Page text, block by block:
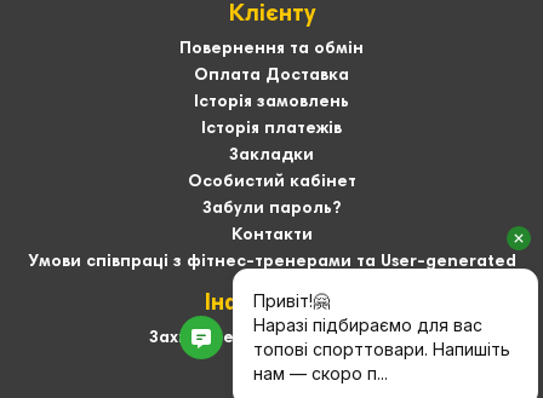
Клієнту
Повернення та обмін
Оплата Доставка
Історія замовлень
Історія платежів
Закладки
Особистий кабінет
Забули пароль?
Контакти
Умови співпраці з фітнес-тренерами та User-generated
Інформація
Захист персональних даних